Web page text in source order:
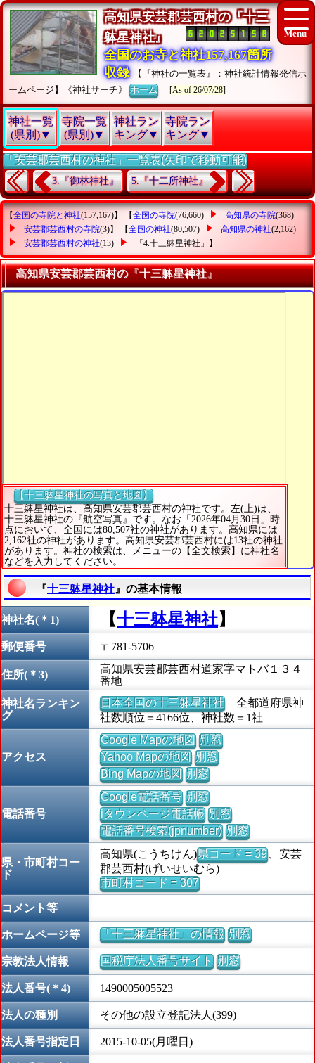
高知県安芸郡芸西村の『十三
躰星神社』
全国のお寺と神社157,167箇所
収録
【『神社の一覧表』：神社統計情報発信ホ
ームページ】《神社サーチ》ホーム [As of 26/07/28]
神社一覧
(県別)▼
寺院一覧
(県別)▼
神社ラン
キング▼
寺院ラン
キング▼
「安芸郡芸西村の神社」一覧表(矢印で移動可能)
3.『御林神社』 5.『十二所神社』
【全国の寺院と神社(157,167)】 【全国の寺院(76,660) 高知県の寺院(368)
安芸郡芸西村の寺院(3)】 【全国の神社(80,507) 高知県の神社(2,162)
安芸郡芸西村の神社(13) 「4.十三躰星神社」 】
高知県安芸郡芸西村の『十三躰星神社』
【十三躰星神社の写真と地図】
十三躰星神社は、高知県安芸郡芸西村の神社です。左(上)は、
十三躰星神社の『航空写真』です。なお「2026年04月30日」時
点において、全国には80,507社の神社があります。高知県には
2,162社の神社があります。高知県安芸郡芸西村には13社の神社
があります。神社の検索は、メニューの【全文検索】に神社名
などを入力してください。
『十三躰星神社 』の基本情報
神社名(＊1) 【十三躰星神社】
郵便番号 〒781-5706
住所(＊3)
高知県安芸郡芸西村道家字マトバ１３４
番地
神社名ランキン
グ
日本全国の十三躰星神社全都道府県神
社数順位＝4166位、神社数＝1社
アクセス
Google Mapの地図 別窓
Yahoo Mapの地図 別窓
Bing Mapの地図 別窓
電話番号
Google電話番号 別窓
iタウンページ電話帳 別窓
電話番号検索(jpnumber) 別窓
県・市町村コー
ド
高知県(こうちけん)県コード = 39、安芸
郡芸西村(げいせいむら)
市町村コード = 307
コメント等
ホームページ等 「十三躰星神社」の情報 別窓
宗教法人情報 国税庁法人番号サイト 別窓
法人番号(＊4) 1490005005523
法人の種別 その他の設立登記法人(399)
法人番号指定日 2015-10-05(月曜日)